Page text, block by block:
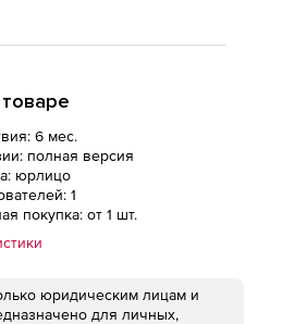
6 мес.
полная версия
юрлицо
1
покупка: от 1 шт.
юридическим лицам и
для личных,